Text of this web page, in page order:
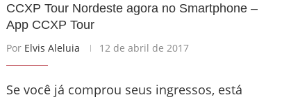
CCXP Tour Nordeste agora no Smartphone –
App CCXP Tour
Por Elvis Aleluia 12 de abril de 2017
Se você já comprou seus ingressos, está